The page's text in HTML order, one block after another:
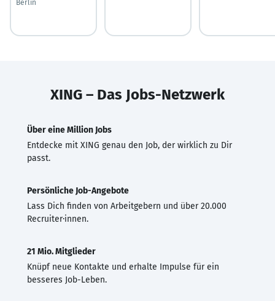
Berlin
XING – Das Jobs-Netzwerk
Über eine Million Jobs
Entdecke mit XING genau den Job, der wirklich zu Dir
passt.
Persönliche Job-Angebote
Lass Dich finden von Arbeitgebern und über 20.000
Recruiter·innen.
21 Mio. Mitglieder
Knüpf neue Kontakte und erhalte Impulse für ein
besseres Job-Leben.